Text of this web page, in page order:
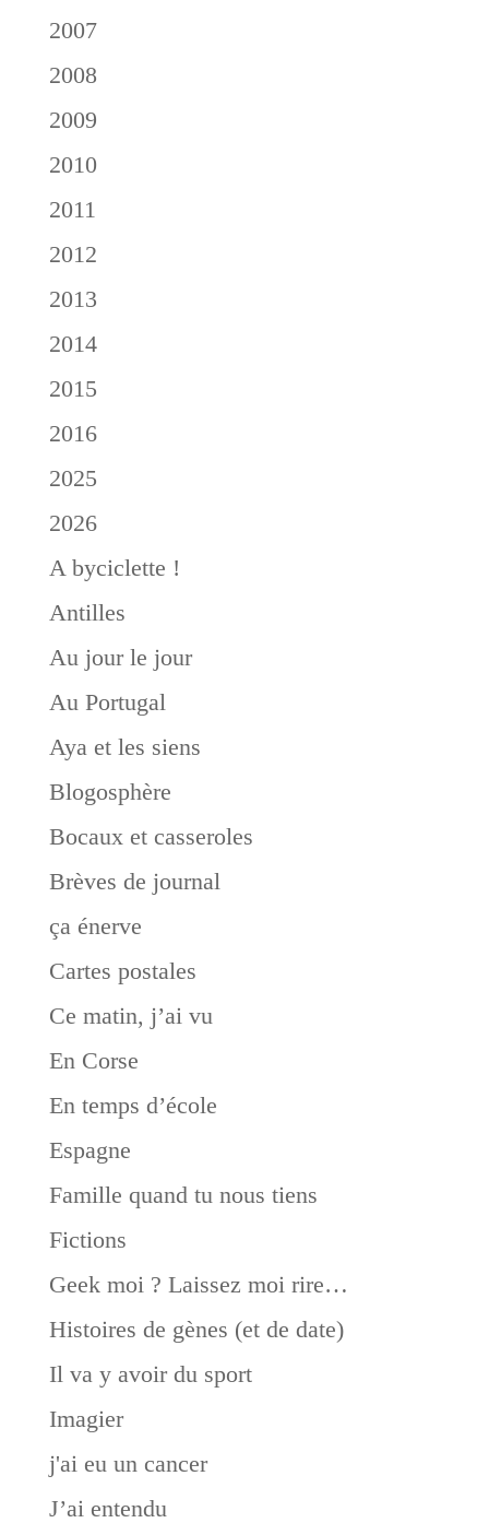
2007
2008
2009
2010
2011
2012
2013
2014
2015
2016
2025
2026
A byciclette !
Antilles
Au jour le jour
Au Portugal
Aya et les siens
Blogosphère
Bocaux et casseroles
Brèves de journal
ça énerve
Cartes postales
Ce matin, j’ai vu
En Corse
En temps d’école
Espagne
Famille quand tu nous tiens
Fictions
Geek moi ? Laissez moi rire…
Histoires de gènes (et de date)
Il va y avoir du sport
Imagier
j'ai eu un cancer
J’ai entendu